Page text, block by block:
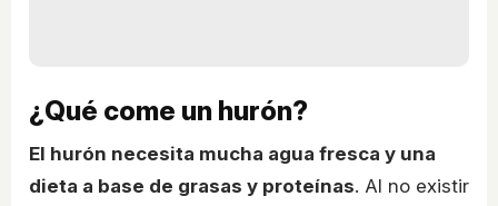
¿Qué come un hurón?
El hurón necesita mucha agua fresca y una
dieta a base de grasas y proteínas. Al no existir